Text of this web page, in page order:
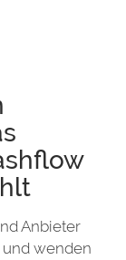
Anbieter
und wenden